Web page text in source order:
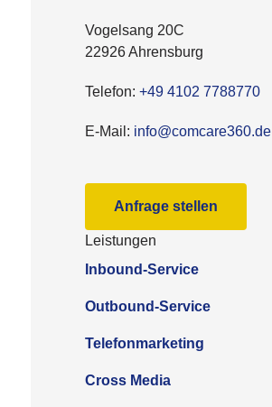
Vogel­sang 20C
22926 Ahrensburg
Tele­fon:+49 4102 7788770
E‑Mail: info@comcare360.de
Anfra­ge stellen
Leis­tun­gen
Inbound-Service
Outbound-Service
Telefonmarketing
Cross Media